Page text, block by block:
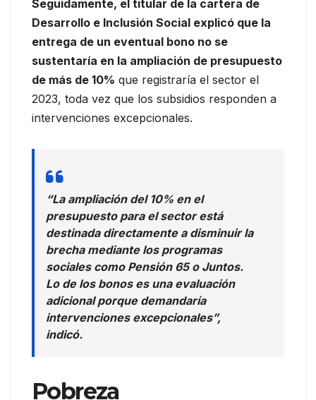
Seguidamente, el titular de la cartera de
Desarrollo e Inclusión Social explicó que la
entrega de un eventual bono no se
sustentaría en la ampliación de presupuesto
de más de 10% que registraría el sector el
2023, toda vez que los subsidios responden a
intervenciones excepcionales.
“La ampliación del 10% en el
presupuesto para el sector está
destinada directamente a disminuir la
brecha mediante los programas
sociales como Pensión 65 o Juntos.
Lo de los bonos es una evaluación
adicional porque demandaría
intervenciones excepcionales”,
indicó.
Pobreza